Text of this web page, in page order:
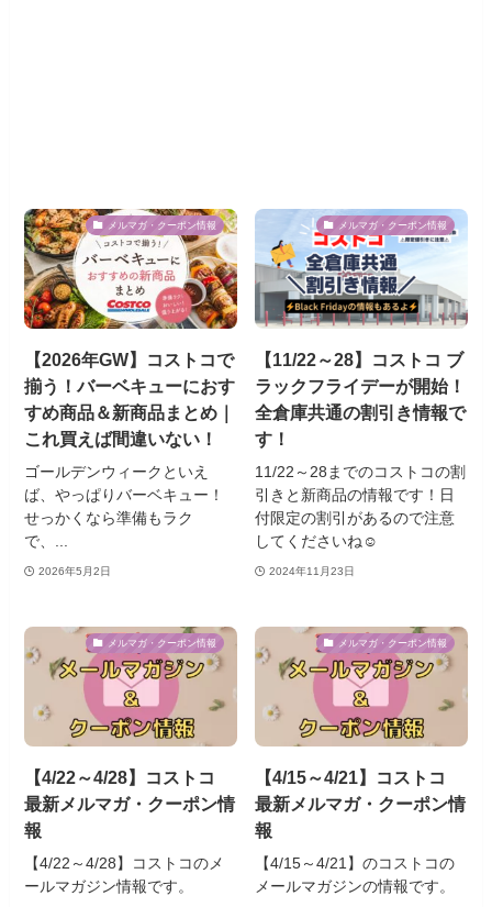
メルマガ・クーポン情報
【2026年GW】コストコで
揃う！バーベキューにおす
すめ商品＆新商品まとめ｜
これ買えば間違いない！
ゴールデンウィークといえ
ば、やっぱりバーベキュー！
せっかくなら準備もラク
で、...
2026年5月2日
メルマガ・クーポン情報
【11/22～28】コストコ ブ
ラックフライデーが開始！
全倉庫共通の割引き情報で
す！
11/22～28までのコストコの割
引きと新商品の情報です！日
付限定の割引があるので注意
してくださいね☺
2024年11月23日
メルマガ・クーポン情報
【4/22～4/28】コストコ
最新メルマガ・クーポン情
報
【4/22～4/28】コストコのメ
ールマガジン情報です。
メルマガ・クーポン情報
【4/15～4/21】コストコ
最新メルマガ・クーポン情
報
【4/15～4/21】のコストコの
メールマガジンの情報です。